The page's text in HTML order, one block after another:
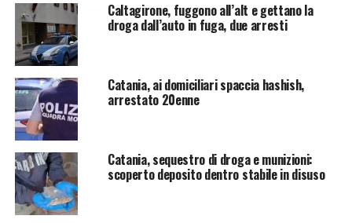
Caltagirone, fuggono all’alt e gettano la
droga dall’auto in fuga, due arresti
Catania, ai domiciliari spaccia hashish,
arrestato 20enne
Catania, sequestro di droga e munizioni:
scoperto deposito dentro stabile in disuso